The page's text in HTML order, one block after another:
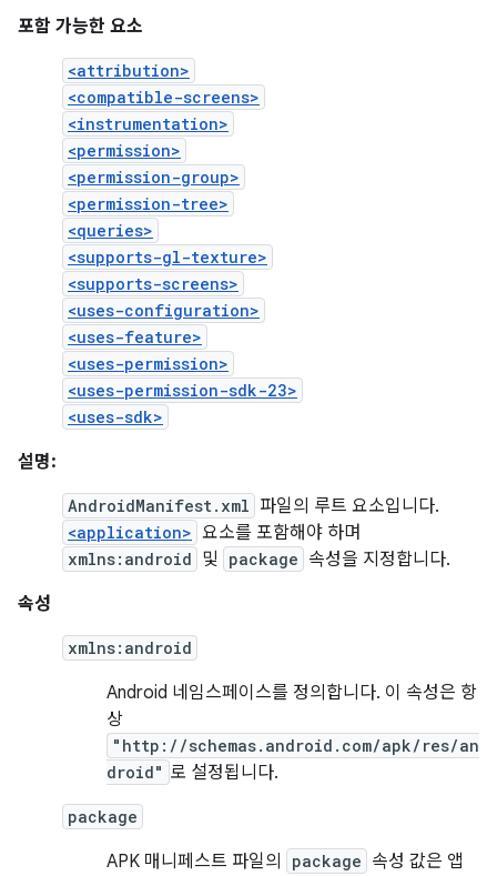
포함 가능한 요소
<attribution>
<compatible-screens>
<instrumentation>
<permission>
<permission-group>
<permission-tree>
<queries>
<supports-gl-texture>
<supports-screens>
<uses-configuration>
<uses-feature>
<uses-permission>
<uses-permission-sdk-23>
<uses-sdk>
설명:
AndroidManifest.xml 파일의 루트 요소입니다.
<application> 요소를 포함해야 하며
xmlns:android 및 package 속성을 지정합니다.
속성
xmlns:android
Android 네임스페이스를 정의합니다. 이 속성은 항
상
"http://schemas.android.com/apk/res/an
droid" 로 설정됩니다.
package
APK 매니페스트 파일의 package 속성 값은 앱